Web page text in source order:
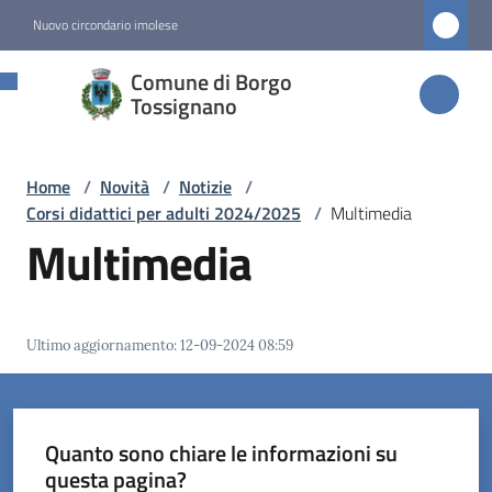
Nuovo circondario imolese
Comune di Borgo
Tossignano
Comune di
Borgo
Servizi
Vivere
Borgo
Home / Novità / Notizie /
Corsi didattici per adulti 2024/2025 / Multimedia
Multimedia
Ultimo aggiornamento:12-09-2024 08:59
Quanto sono chiare le informazioni su
questa pagina?